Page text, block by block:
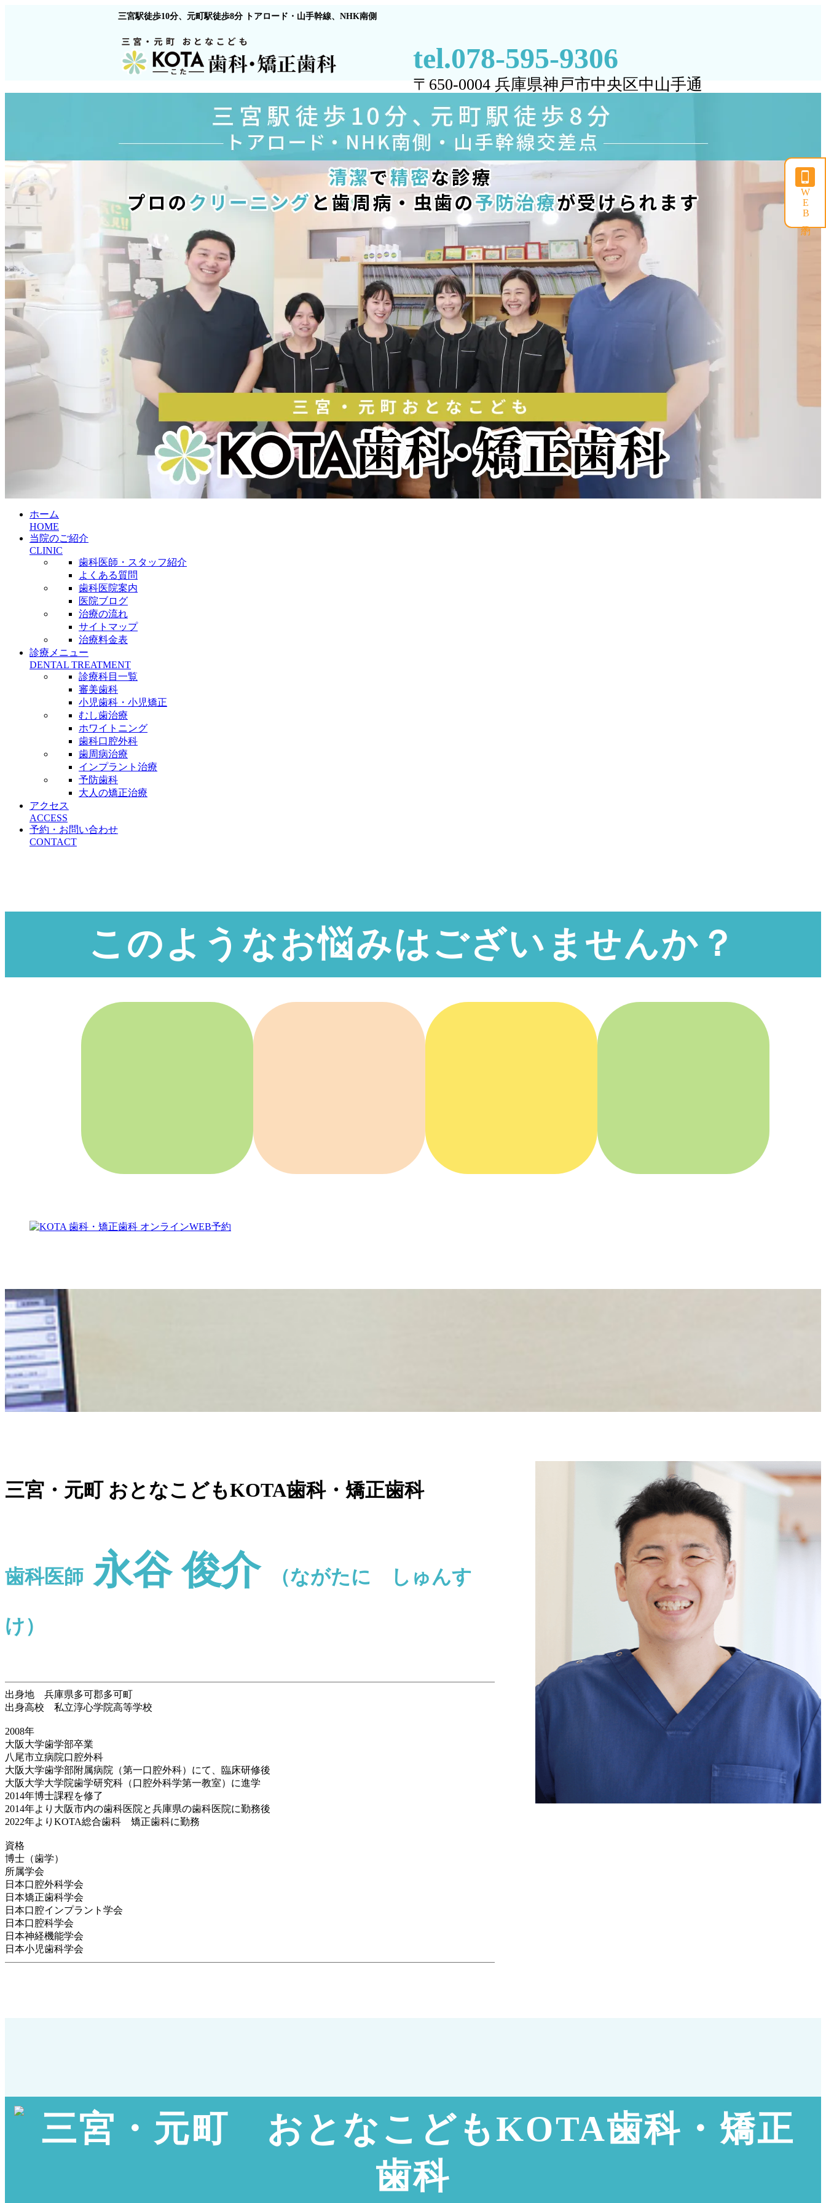
三宮駅徒歩10分、元町駅徒歩8分 トアロード・山手幹線、NHK南側
tel.078-595-9306
〒650-0004 兵庫県神戸市中央区中山手通
2-4-15-101
ホーム
HOME
当院のご紹介
CLINIC
歯科医師・スタッフ紹介
よくある質問
歯科医院案内
医院ブログ
治療の流れ
サイトマップ
治療料金表
診療メニュー
DENTAL TREATMENT
診療科目一覧
審美歯科
小児歯科・小児矯正
むし歯治療
ホワイトニング
歯科口腔外科
歯周病治療
インプラント治療
予防歯科
大人の矯正治療
アクセス
ACCESS
予約・お問い合わせ
CONTACT
WEB予約
このようなお悩みはございませんか？
正
取り戻したい
三宮・元町 おとなこどもKOTA歯科・矯正歯科
歯科医師 永谷 俊介 （ながたに しゅんす
け）
出身地 兵庫県多可郡多可町
出身高校 私立淳心学院高等学校
2008年
大阪大学歯学部卒業
八尾市立病院口腔外科
大阪大学歯学部附属病院（第一口腔外科）にて、臨床研修後
大阪大学大学院歯学研究科（口腔外科学第一教室）に進学
2014年博士課程を修了
2014年より大阪市内の歯科医院と兵庫県の歯科医院に勤務後
2022年よりKOTA総合歯科 矯正歯科に勤務
資格
博士（歯学）
所属学会
日本口腔外科学会
日本矯正歯科学会
日本口腔インプラント学会
日本口腔科学会
日本神経機能学会
日本小児歯科学会